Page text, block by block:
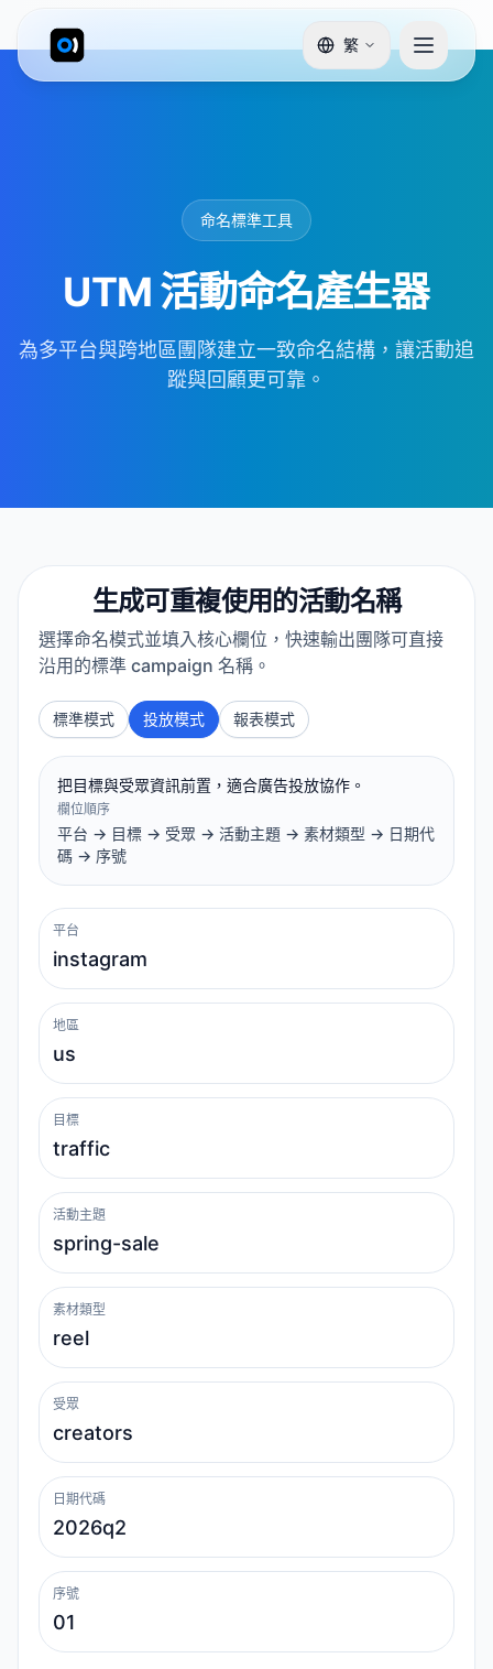
繁
命名標準工具
UTM 活動命名產生器
為多平台與跨地區團隊建立一致命名結構，讓活動追
蹤與回顧更可靠。
生成可重複使用的活動名稱
選擇命名模式並填入核心欄位，快速輸出團隊可直接
沿用的標準 campaign 名稱。
標準模式 投放模式 報表模式
把目標與受眾資訊前置，適合廣告投放協作。
欄位順序
平台 -> 目標 -> 受眾 -> 活動主題 -> 素材類型 -> 日期代
碼 -> 序號
平台
地區
目標
活動主題
素材類型
受眾
日期代碼
序號